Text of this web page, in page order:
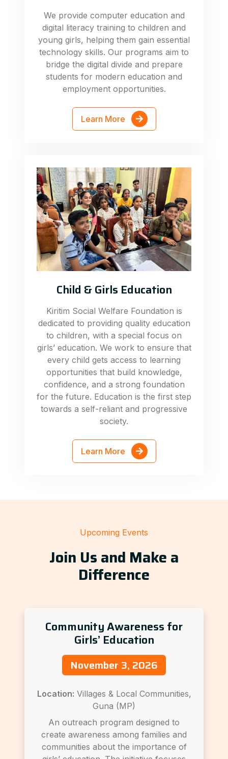
We provide computer education and
digital literacy training to children and
young girls, helping them gain essential
technology skills. Our programs aim to
bridge the digital divide and prepare
students for modern education and
employment opportunities.
Learn More
Child & Girls Education
Kiritim Social Welfare Foundation is
dedicated to providing quality education
to children, with a special focus on
girls’ education. We work to ensure that
every child gets access to learning
opportunities that build knowledge,
confidence, and a strong foundation
for the future. Education is the first step
towards a self-reliant and progressive
society.
Learn More
Upcoming Events
Join Us and Make a
Difference
Community Awareness for
Girls’ Education
November 3, 2026
Location: Villages & Local Communities,
Guna (MP)
An outreach program designed to
create awareness among families and
communities about the importance of